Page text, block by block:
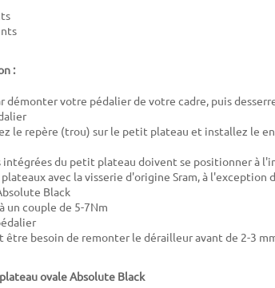
:
démonter votre pédalier de votre cadre, puis
le repère (trou) sur le petit plateau et installez le
intégrées du petit plateau doivent se positionner à
avec la visserie d'origine Sram, à l'exception
Black
un couple de 5-7Nm
être besoin de remonter le dérailleur avant de 2-3
ovale Absolute Black